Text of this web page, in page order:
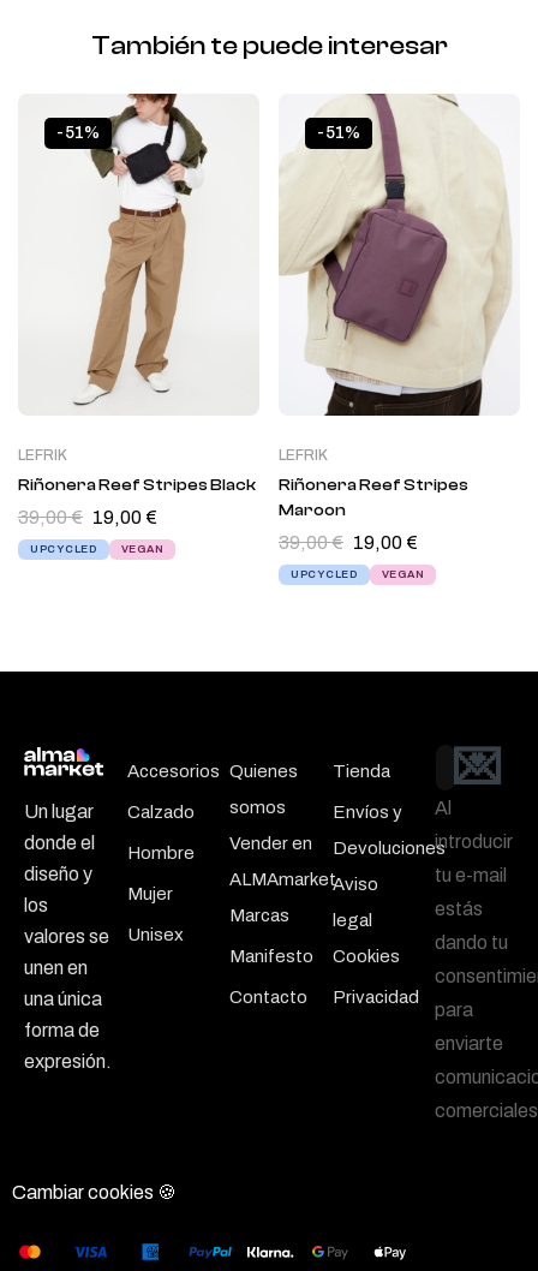
También te puede interesar
-51%
LEFRIK
Riñonera Reef Stripes Black
39,00€ 19,00€
UPCYCLED VEGAN
-51%
LEFRIK
Riñonera Reef Stripes
Maroon
39,00€ 19,00€
UPCYCLED VEGAN
Un lugar
donde el
diseño y
los
valores se
unen en
una única
forma de
expresión.
Accesorios
Calzado
Hombre
Mujer
Unisex
Quienes
somos
Vender en
ALMAmarket
Marcas
Manifesto
Contacto
Tienda
Envíos y
Devoluciones
Aviso
legal
Cookies
Privacidad
Email
💌
Al
introducir
tu e-mail
estás
dando tu
para
enviarte
Cambiar cookies 🍪